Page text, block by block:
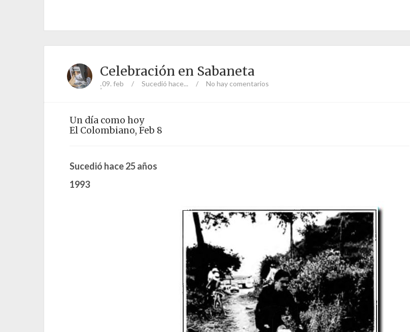
Celebración en Sabaneta
;09. feb / Sucedió hace... / No hay comentarios
Un día como hoy
El Colombiano, Feb 8
Sucedió hace 25 años
1993